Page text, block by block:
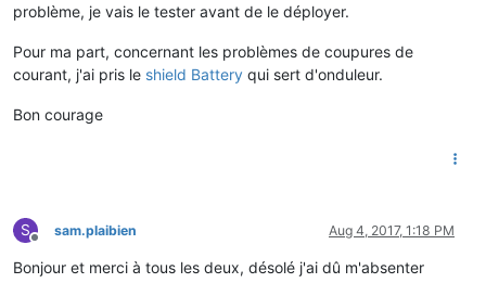
problème, je vais le tester avant de le déployer.
Pour ma part, concernant les problèmes de coupures de
courant, j'ai pris le shield Battery qui sert d'onduleur.
Bon courage
S
Offline
sam.plaibien Aug 4, 2017, 1:18 PM
Bonjour et merci à tous les deux, désolé j'ai dû m'absenter